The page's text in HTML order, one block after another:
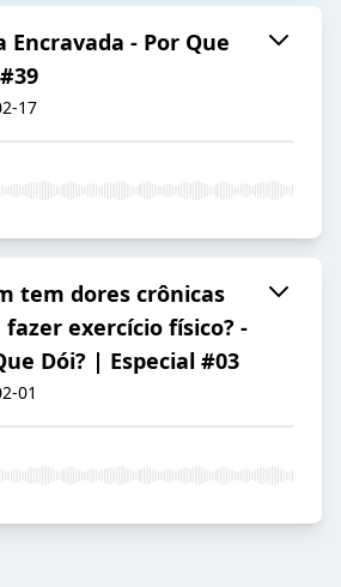
Encravada - Por Que
17
tem dores crônicas
fazer exercício físico? -
Dói? | Especial #03
01